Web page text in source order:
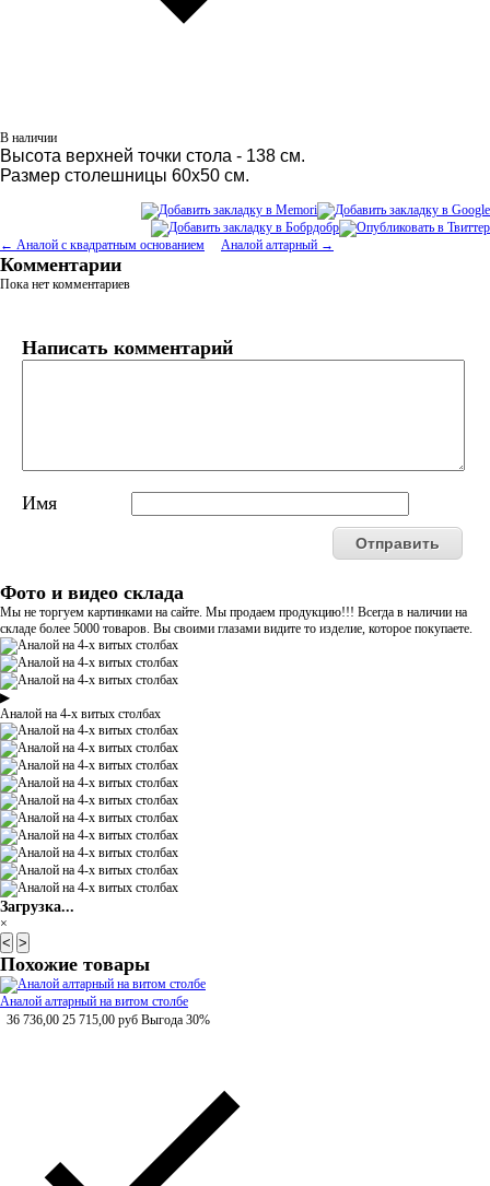
В наличии
Высота верхней точки стола - 138 см.
Размер столешницы 60х50 см.
← Аналой с квадратным основанием Аналой алтарный →
Комментарии
Пока нет комментариев
Написать комментарий
Имя
Фото и видео склада
Мы не торгуем картинками на сайте. Мы продаем продукцию!!! Всегда в наличии на
складе более 5000 товаров. Вы своими глазами видите то изделие, которое покупаете.
▶
Аналой на 4-х витых столбах
Загрузка...
×
< >
Похожие товары
Аналой алтарный на витом столбе
36 736,00 25 715,00 руб Выгода 30%